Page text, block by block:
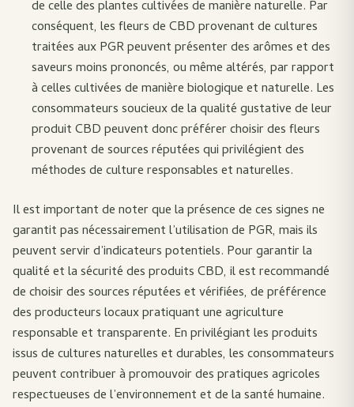
de celle des plantes cultivées de manière naturelle. Par
conséquent, les fleurs de CBD provenant de cultures
traitées aux PGR peuvent présenter des arômes et des
saveurs moins prononcés, ou même altérés, par rapport
à celles cultivées de manière biologique et naturelle. Les
consommateurs soucieux de la qualité gustative de leur
produit CBD peuvent donc préférer choisir des fleurs
provenant de sources réputées qui privilégient des
méthodes de culture responsables et naturelles.
Il est important de noter que la présence de ces signes ne
garantit pas nécessairement l’utilisation de PGR, mais ils
peuvent servir d’indicateurs potentiels. Pour garantir la
qualité et la sécurité des produits CBD, il est recommandé
de choisir des sources réputées et vérifiées, de préférence
des producteurs locaux pratiquant une agriculture
responsable et transparente. En privilégiant les produits
issus de cultures naturelles et durables, les consommateurs
peuvent contribuer à promouvoir des pratiques agricoles
respectueuses de l’environnement et de la santé humaine.